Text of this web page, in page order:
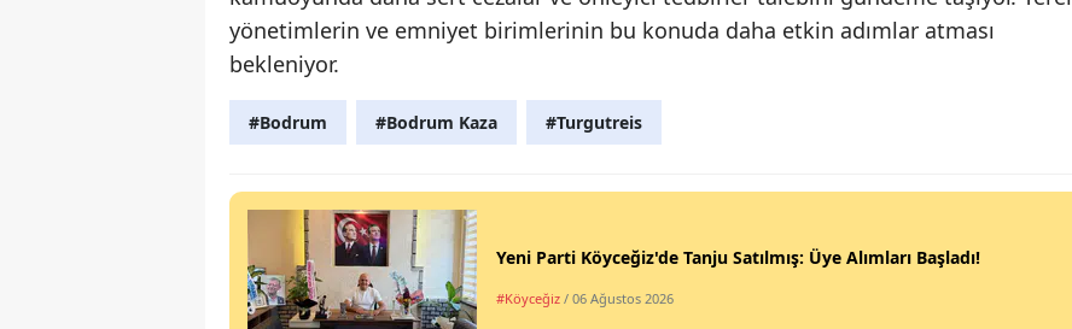
yönetimlerin ve emniyet birimlerinin bu konuda daha etkin adımlar atması
bekleniyor.
#Bodrum #Bodrum Kaza #Turgutreis
Yeni Parti Köyceğiz'de Tanju Satılmış: Üye Alımları Başladı!
#Köyceğiz / 06 Ağustos 2026